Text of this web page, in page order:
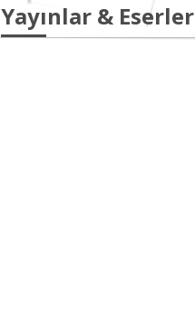
Yayınlar & Eserler